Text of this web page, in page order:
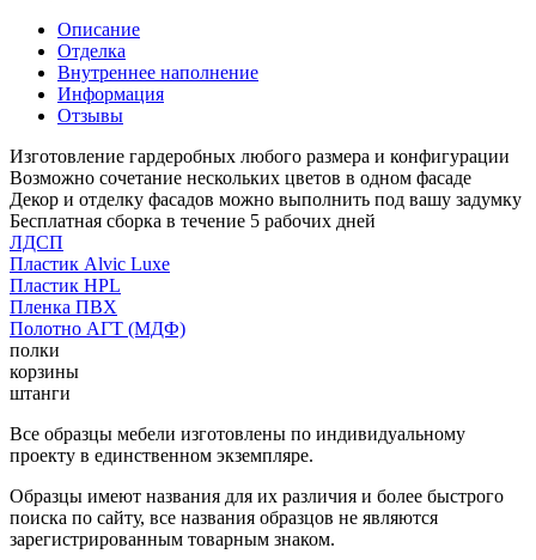
Описание
Отделка
Внутреннее наполнение
Информация
Отзывы
Изготовление гардеробных любого размера и конфигурации
Возможно сочетание нескольких цветов в одном фасаде
Декор и отделку фасадов можно выполнить под вашу задумку
Бесплатная сборка в течение 5 рабочих дней
ЛДСП
Пластик Alvic Luxe
Пластик HPL
Пленка ПВХ
Полотно АГТ (МДФ)
полки
корзины
штанги
Все образцы мебели изготовлены по индивидуальному
проекту в единственном экземпляре.
Образцы имеют названия для их различия и более быстрого
поиска по сайту, все названия образцов не являются
зарегистрированным товарным знаком.